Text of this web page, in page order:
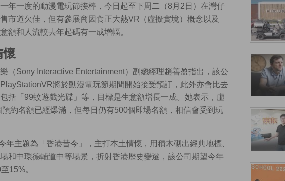
年一度的動漫電玩節接棒，今日起至下周二（8月2日）在灣仔
市道欠佳，但有參展商因食正大熱VR（虛擬實境）概念以及
額和人流較去年起碼有一成增幅。
懷
（Sony Interactive Entertainment）副總經理趙善盈指出，該公
將於動漫電玩節期間開始接受預訂，此外亦會比去
括「99蚊遊戲光碟」等，目標是生意額增長一成。她表示，虛
約名額已經爆滿，但每日仍有500個即場名額，相信會受到玩
年主題為「香港昔今」，主打本土情懷，用積木砌出經典地標、
和中環德輔道中等場景，折射香港歷史變遷，該公司期望今年
15%。